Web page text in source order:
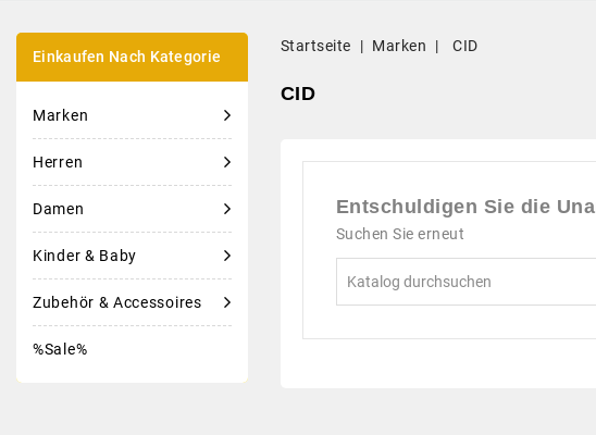
Einkaufen Nach Kategorie
Marken
Herren
Damen
Kinder & Baby
Zubehör & Accessoires
%Sale%
Startseite Marken CID
CID
Entschuldigen Sie die
Suchen Sie erneut